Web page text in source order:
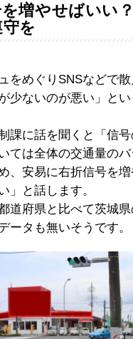
増やせばいい
を
をめぐりSNSなどで
少ないのが悪い」とい
課に話を聞くと「信
ては全体の交通量の
、安易に右折信号を
」と話します。
道府県と比べて茨城
ータも無いそうです。